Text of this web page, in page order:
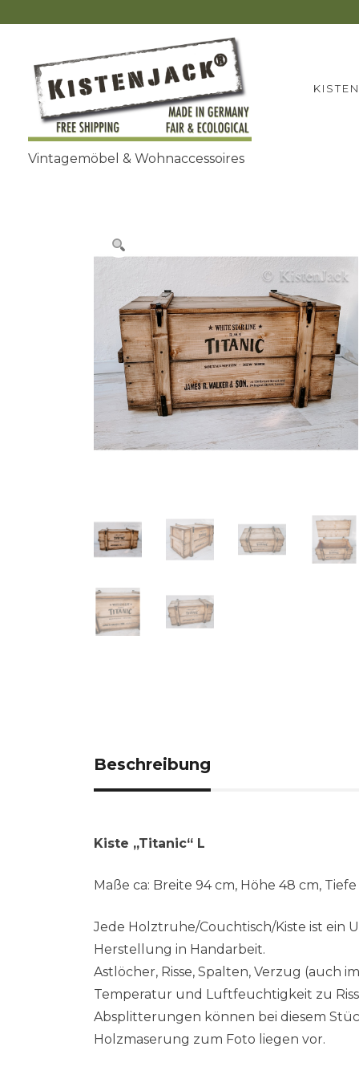
Inhalt
Vintagemöbel & Wohnaccessoires
Beschreibung
Kiste „Titanic“ L
Maße ca: Breite 94 cm, Höhe 48 cm,
Jede Holztruhe/Couchtisch/Kiste ist ein
Herstellung in Handarbeit.
Astlöcher, Risse, Spalten, Verzug (auch
Temperatur und Luftfeuchtigkeit zu
Absplitterungen können bei diesem
Holzmaserung zum Foto liegen vor.